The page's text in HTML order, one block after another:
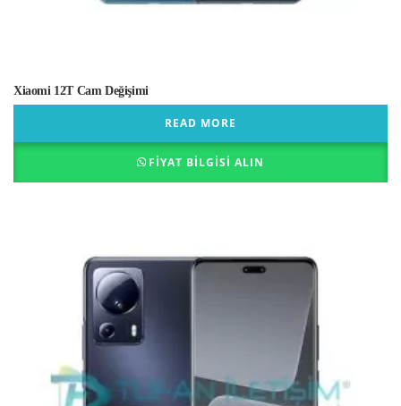
Xiaomi 12T Cam Değişimi
READ MORE
FIYAT BILGISI ALIN